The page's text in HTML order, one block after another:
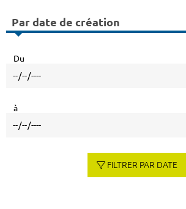
Par date de création
Du
à
FILTRER PAR DATE